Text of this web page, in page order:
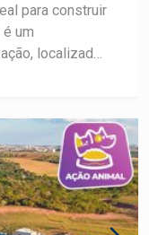
para construir
localizado
tranquilidade,
26
oferece
x 20,97),
quem busca
liberdade de